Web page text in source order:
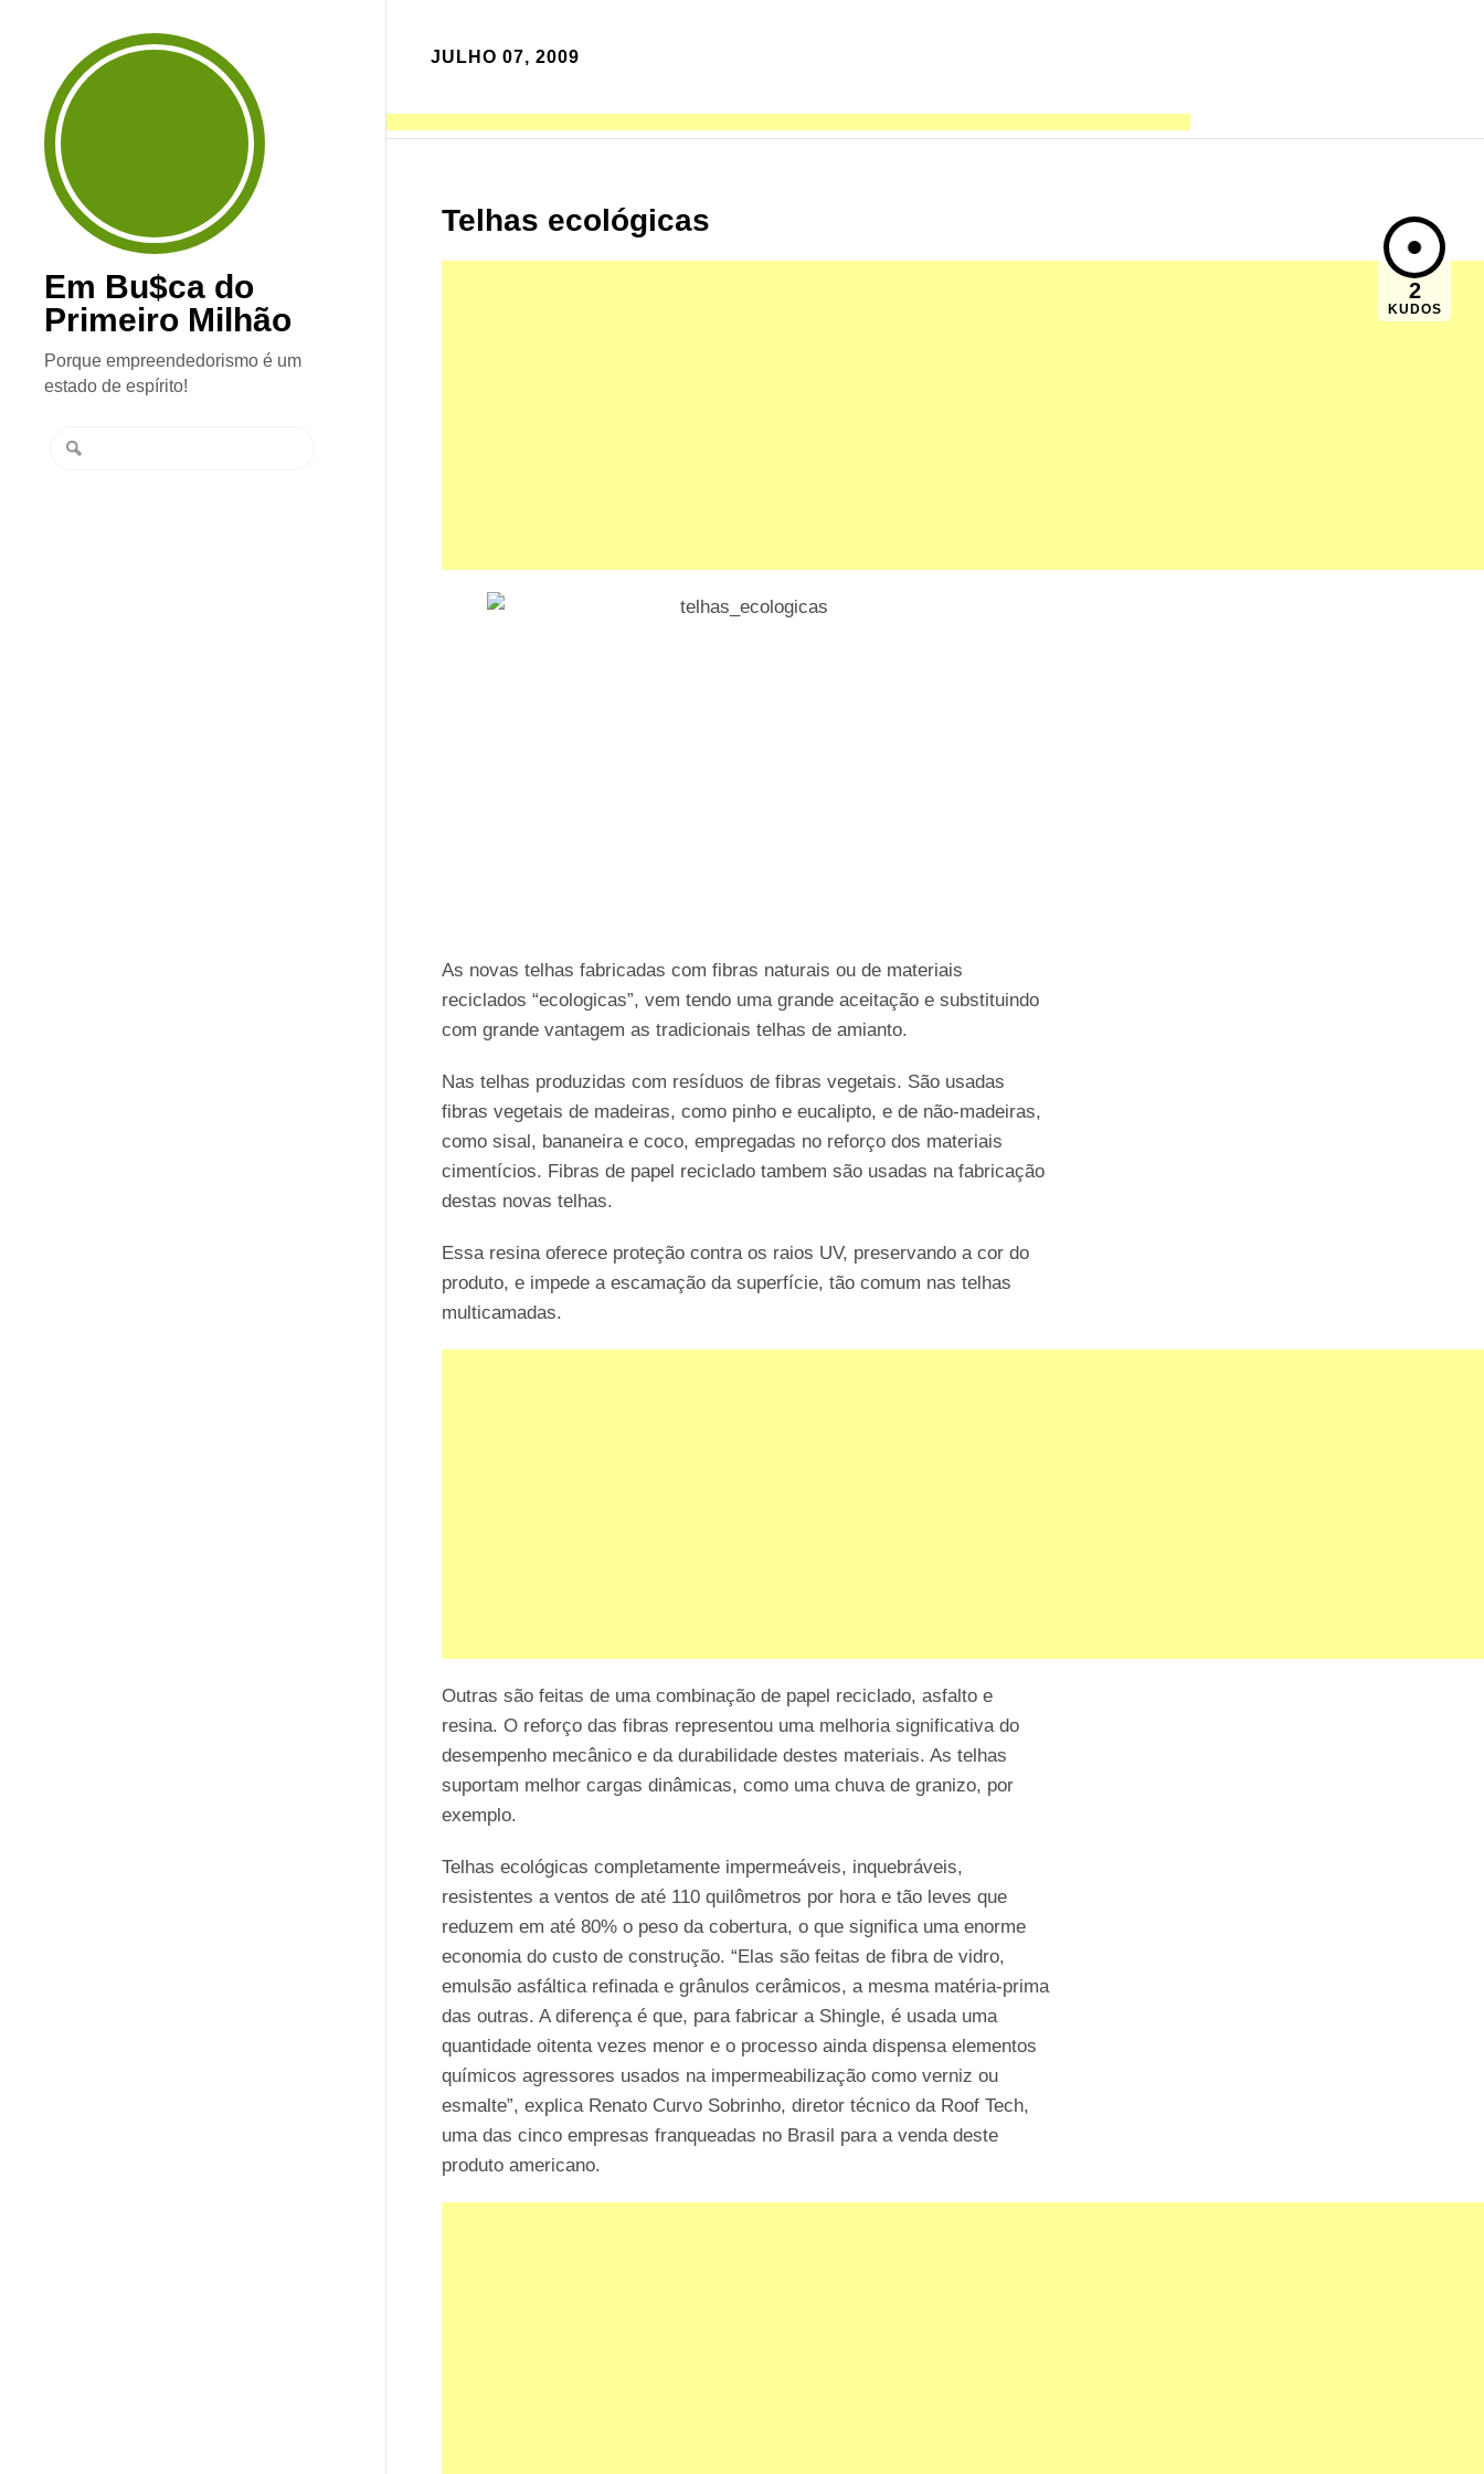
Em Bu$ca do
Primeiro Milhão
Porque empreendedorismo é um
estado de espírito!
JULHO 07, 2009
Telhas ecológicas
As novas telhas fabricadas com fibras naturais ou de materiais
reciclados “ecologicas”, vem tendo uma grande aceitação e substituindo
com grande vantagem as tradicionais telhas de amianto.
Nas telhas produzidas com resíduos de fibras vegetais. São usadas
fibras vegetais de madeiras, como pinho e eucalipto, e de não-madeiras,
como sisal, bananeira e coco, empregadas no reforço dos materiais
cimentícios. Fibras de papel reciclado tambem são usadas na fabricação
destas novas telhas.
Essa resina oferece proteção contra os raios UV, preservando a cor do
produto, e impede a escamação da superfície, tão comum nas telhas
multicamadas.
Outras são feitas de uma combinação de papel reciclado, asfalto e
resina. O reforço das fibras representou uma melhoria significativa do
desempenho mecânico e da durabilidade destes materiais. As telhas
suportam melhor cargas dinâmicas, como uma chuva de granizo, por
exemplo.
Telhas ecológicas completamente impermeáveis, inquebráveis,
resistentes a ventos de até 110 quilômetros por hora e tão leves que
reduzem em até 80% o peso da cobertura, o que significa uma enorme
economia do custo de construção. “Elas são feitas de fibra de vidro,
emulsão asfáltica refinada e grânulos cerâmicos, a mesma matéria-prima
das outras. A diferença é que, para fabricar a Shingle, é usada uma
quantidade oitenta vezes menor e o processo ainda dispensa elementos
químicos agressores usados na impermeabilização como verniz ou
esmalte”, explica Renato Curvo Sobrinho, diretor técnico da Roof Tech,
uma das cinco empresas franqueadas no Brasil para a venda deste
produto americano.
2
KUDOS